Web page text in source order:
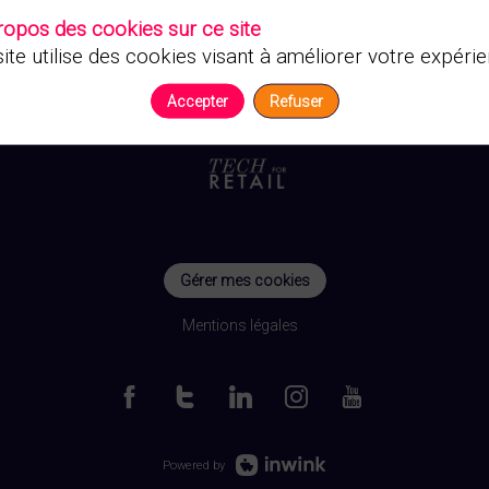
Gérer mes cookies
Mentions légales
Powered by
des cookies sur ce site
utilise des cookies visant à améliorer votre
Accepter Refuser